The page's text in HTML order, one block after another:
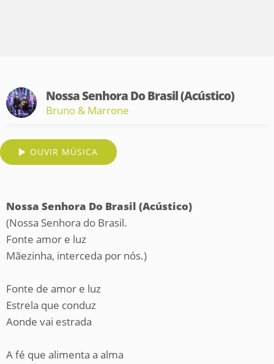
Nossa Senhora Do Brasil (Acústico)
Bruno & Marrone
OUVIR MÚSICA
Nossa Senhora Do Brasil (Acústico)
(Nossa Senhora do Brasil.
Fonte amor e luz
Mãezinha, interceda por nós.)
Fonte de amor e luz
Estrela que conduz
Aonde vai estrada
A fé que alimenta a alma